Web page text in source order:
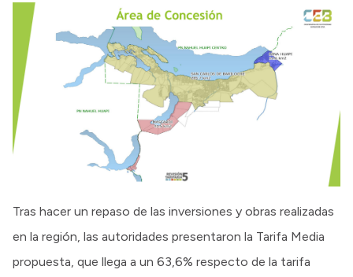
Tras hacer un repaso de las inversiones y obras realizadas
en la región, las autoridades presentaron la Tarifa Media
propuesta, que llega a un 63,6% respecto de la tarifa